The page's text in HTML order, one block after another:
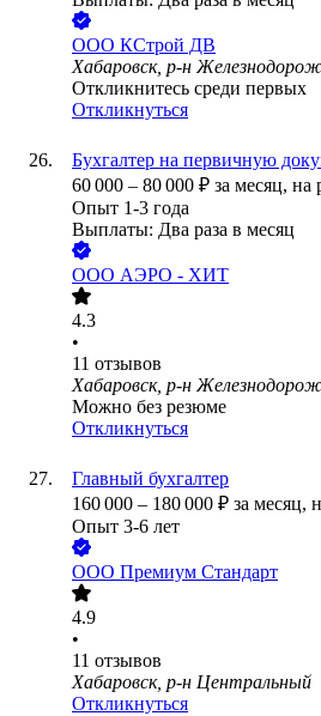
ООО КСтрой ДВ
Хабаровск, р-н
Откликнитесь среди первых
Откликнуться
Бухгалтер на первичную
60 000 – 80 000 ₽ за месяц, на
Опыт 1-3 года
Выплаты: Два раза в месяц
ООО АЭРО - ХИТ
4.3
•
11 отзывов
Хабаровск, р-н
Можно без резюме
Откликнуться
Главный бухгалтер
160 000 – 180 000 ₽ за месяц,
Опыт 3-6 лет
ООО Премиум Стандарт
4.9
•
11 отзывов
Хабаровск, р-н Центральный
Откликнуться